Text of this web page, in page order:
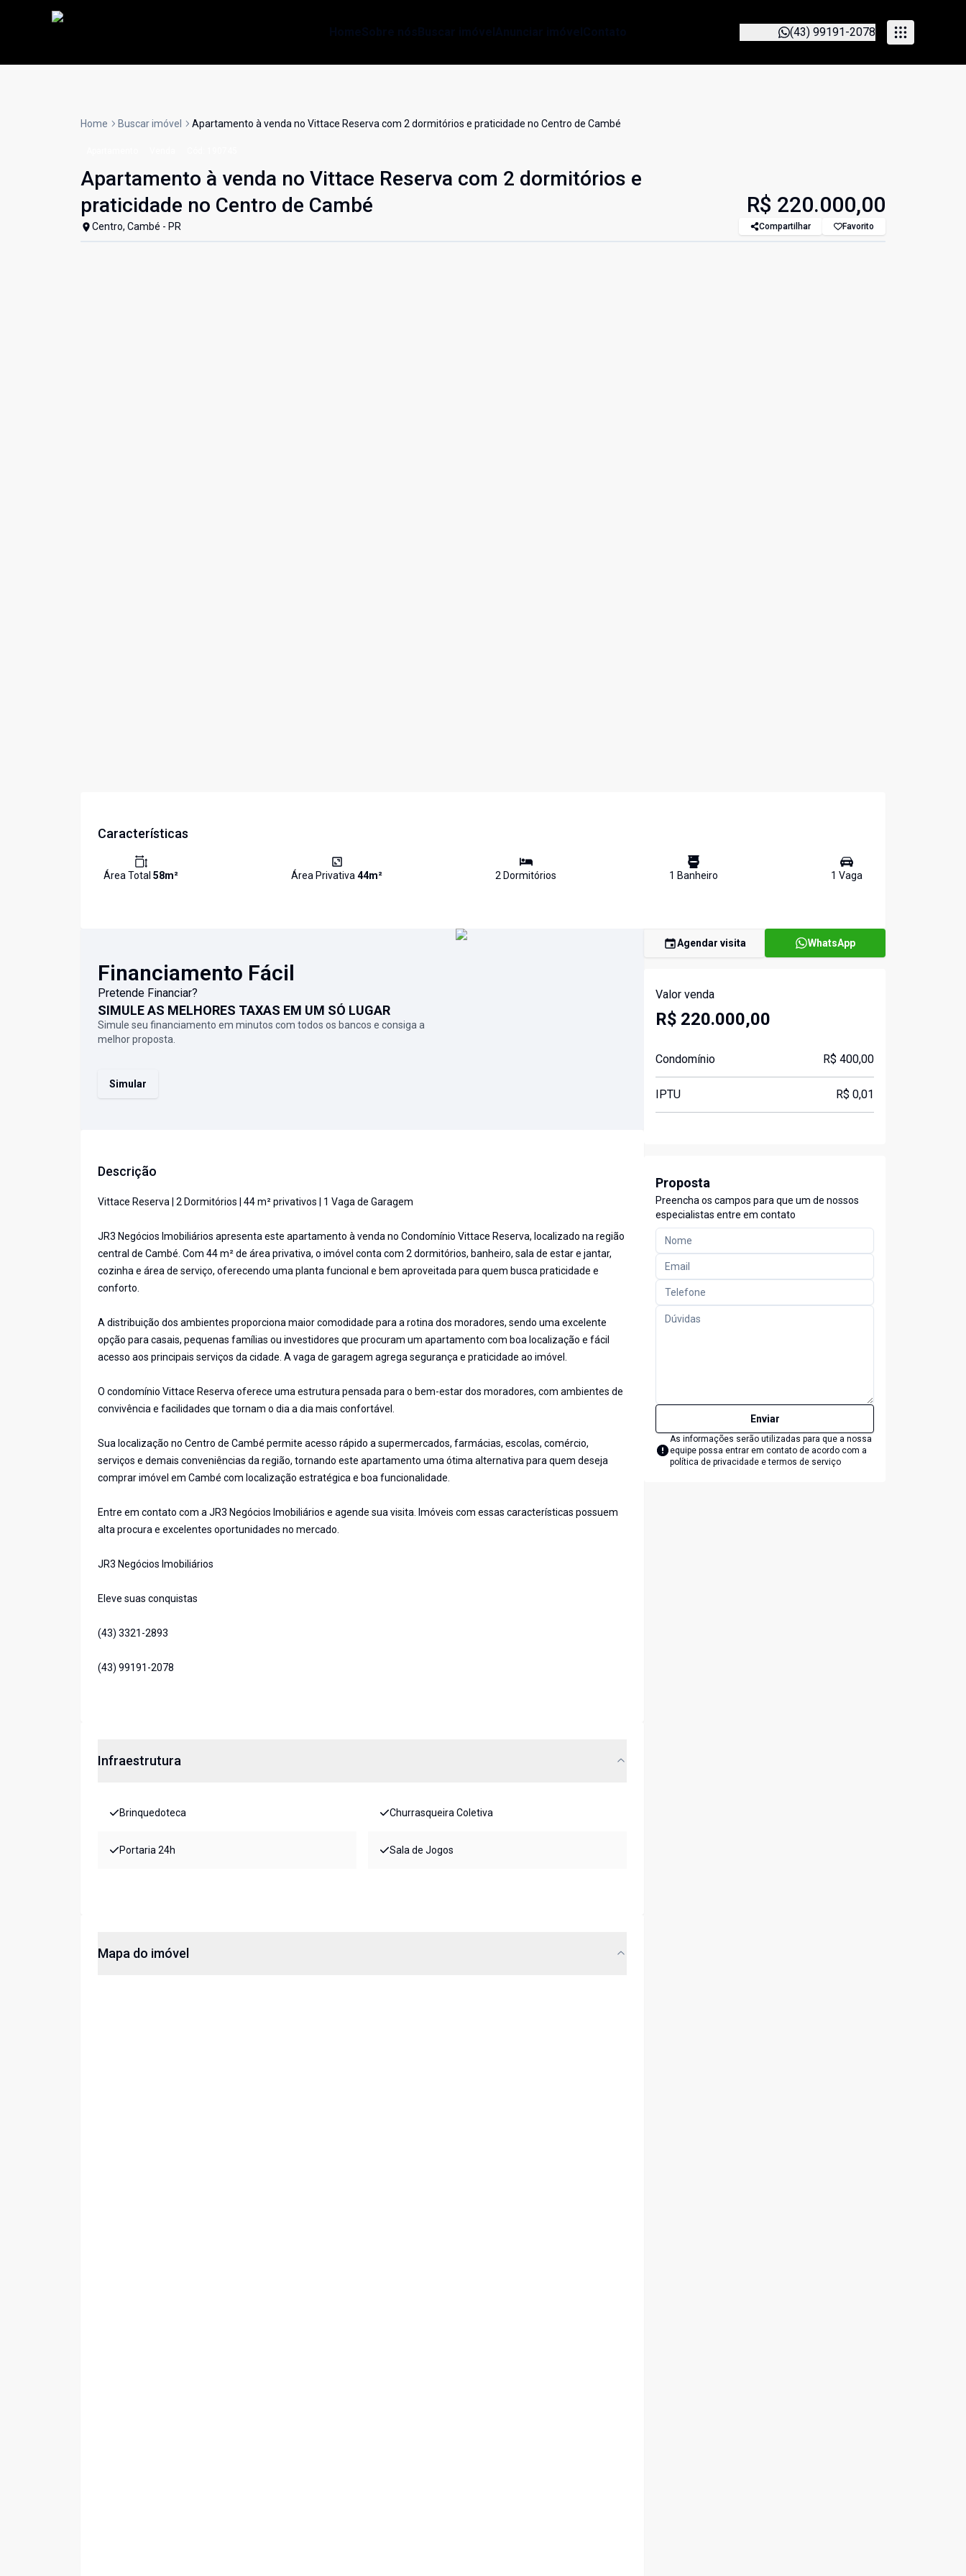
(43) 99191-2078
Home Buscar imóvel Apartamento à venda no Vittace Reserva com 2 dormitórios e praticidade no Centro de Cambé
Apartamento à venda no Vittace Reserva com 2 dormitórios e
praticidade no Centro de Cambé
Centro, Cambé - PR
R$ 220.000,00
Compartilhar Favorito
Características
Área Total 58m² Área Privativa44m² 2 Dormitórios 1 Banheiro 1 Vaga
Financiamento Fácil
Pretende Financiar?
SIMULE AS MELHORES TAXAS EM UM SÓ LUGAR
Simule seu financiamento em minutos com todos os bancos e consiga a
melhor proposta.
Simular
Descrição
Vittace Reserva | 2 Dormitórios | 44 m² privativos | 1 Vaga de Garagem
JR3 Negócios Imobiliários apresenta este apartamento à venda no Condomínio Vittace Reserva, localizado na região
central de Cambé. Com 44 m² de área privativa, o imóvel conta com 2 dormitórios, banheiro, sala de estar e jantar,
cozinha e área de serviço, oferecendo uma planta funcional e bem aproveitada para quem busca praticidade e
conforto.
A distribuição dos ambientes proporciona maior comodidade para a rotina dos moradores, sendo uma excelente
opção para casais, pequenas famílias ou investidores que procuram um apartamento com boa localização e fácil
acesso aos principais serviços da cidade. A vaga de garagem agrega segurança e praticidade ao imóvel.
O condomínio Vittace Reserva oferece uma estrutura pensada para o bem-estar dos moradores, com ambientes de
convivência e facilidades que tornam o dia a dia mais confortável.
Sua localização no Centro de Cambé permite acesso rápido a supermercados, farmácias, escolas, comércio,
serviços e demais conveniências da região, tornando este apartamento uma ótima alternativa para quem deseja
comprar imóvel em Cambé com localização estratégica e boa funcionalidade.
Entre em contato com a JR3 Negócios Imobiliários e agende sua visita. Imóveis com essas características possuem
alta procura e excelentes oportunidades no mercado.
JR3 Negócios Imobiliários
Eleve suas conquistas
(43) 3321-2893
(43) 99191-2078
Infraestrutura
Brinquedoteca Churrasqueira Coletiva
Portaria 24h Sala de Jogos
Mapa do imóvel
Agendar visita WhatsApp
Valor venda
R$ 220.000,00
Condomínio R$ 400,00
IPTU R$ 0,01
Proposta
Preencha os campos para que um de nossos
especialistas entre em contato
Enviar
As informações serão utilizadas para que a nossa
equipe possa entrar em contato de acordo com a
política de privacidade e termos de serviço